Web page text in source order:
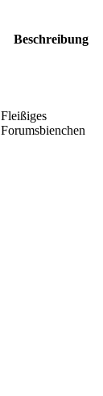
Beschreibung
Fleißiges
Forumsbienchen